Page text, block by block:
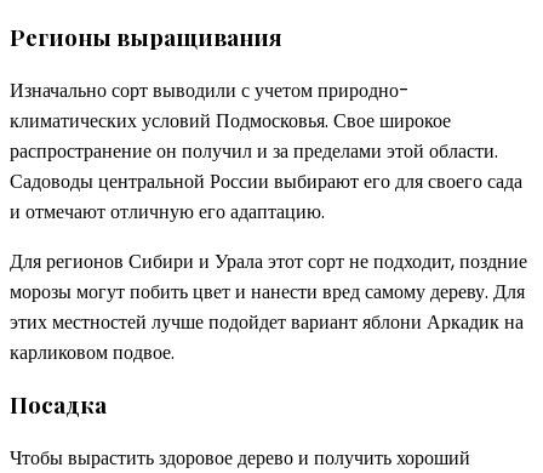
Регионы выращивания
Изначально сорт выводили с учетом природно-
климатических условий Подмосковья. Свое широкое
распространение он получил и за пределами этой области.
Садоводы центральной России выбирают его для своего сада
и отмечают отличную его адаптацию.
Для регионов Сибири и Урала этот сорт не подходит, поздние
морозы могут побить цвет и нанести вред самому дереву. Для
этих местностей лучше подойдет вариант яблони Аркадик на
карликовом подвое.
Посадка
Чтобы вырастить здоровое дерево и получить хороший